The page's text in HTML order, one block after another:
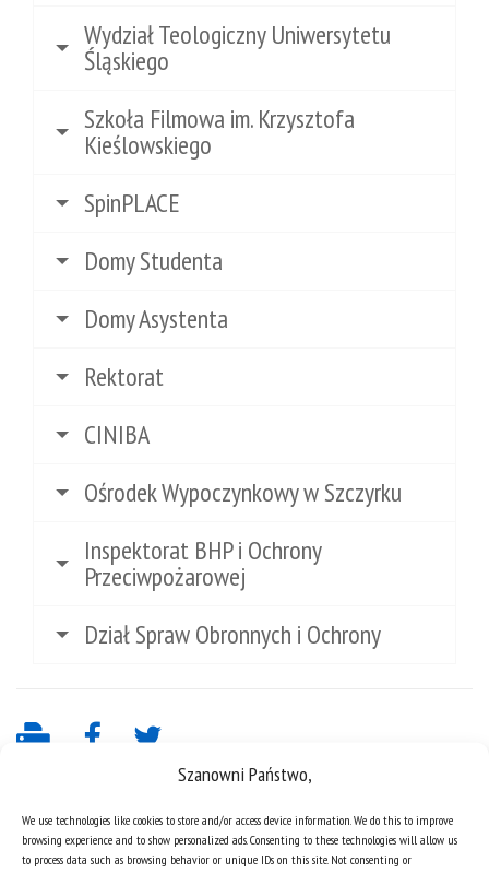
Szanowni Państwo,
We use technologies like cookies to store and/or access device information. We do this to improve
browsing experience and to show personalized ads. Consenting to these technologies will allow us
to process data such as browsing behavior or unique IDs on this site. Not consenting or
Wydział Teologiczny Uniwersytetu
Śląskiego
Szkoła Filmowa im. Krzysztofa
Kieślowskiego
SpinPLACE
Domy Studenta
Domy Asystenta
Rektorat
CINIBA
Ośrodek Wypoczynkowy w Szczyrku
Inspektorat BHP i Ochrony
Przeciwpożarowej
Dział Spraw Obronnych i Ochrony